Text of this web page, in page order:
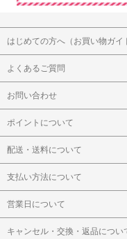
はじめての方へ（お買い物ガイ
よくあるご質問
お問い合わせ
ポイントについて
配送・送料について
支払い方法について
営業日について
キャンセル・交換・返品につい